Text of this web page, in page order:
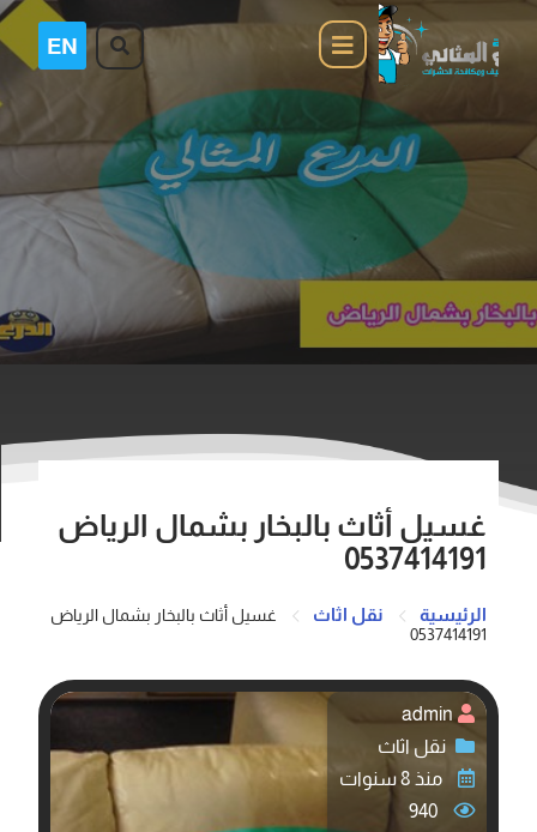
غسيل أثاث بالبخار بشمال الرياض
0537414191
الرئيسية نقل اثاث
غسيل أثاث بالبخار بشمال الرياض
0537414191
admin
نقل اثاث
منذ 8 سنوات
940